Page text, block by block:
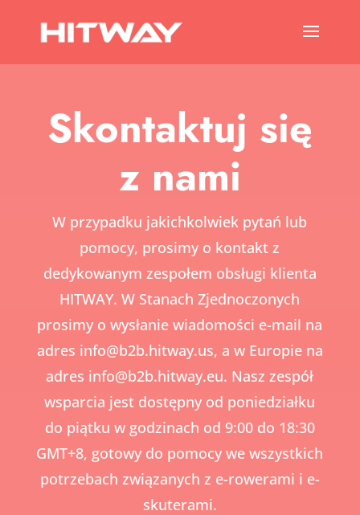
Skontaktuj się
z nami
W przypadku jakichkolwiek pytań lub
pomocy, prosimy o kontakt z
dedykowanym zespołem obsługi klienta
HITWAY. W Stanach Zjednoczonych
prosimy o wysłanie wiadomości e-mail na
adres info@b2b.hitway.us, a w Europie na
adres info@b2b.hitway.eu. Nasz zespół
wsparcia jest dostępny od poniedziałku
do piątku w godzinach od 9:00 do 18:30
GMT+8, gotowy do pomocy we wszystkich
potrzebach związanych z e-rowerami i e-
skuterami.